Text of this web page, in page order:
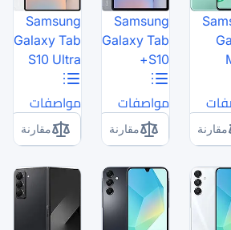
Galaxy
S10
مقارنة